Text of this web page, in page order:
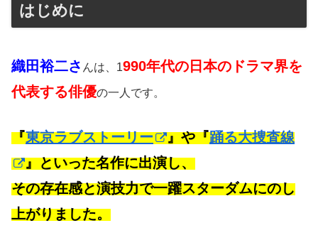
はじめに
織田裕二さ んは、1990年代の日本のドラマ界を
代表する俳優の一人です。
『東京ラブストーリー 』や『踊る大捜査線
』といった名作に出演し、
その存在感と演技力で一躍スターダムにのし
上がりました。